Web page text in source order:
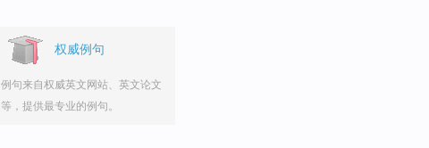
权威例句
例句来自权威英文网站、英文论文
等，提供最专业的例句。